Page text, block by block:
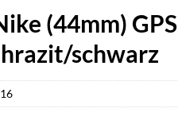
(44mm)
schwarz